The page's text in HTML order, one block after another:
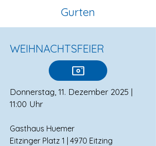
Gurten
WEIHNACHTSFEIER
Donnerstag, 11. Dezember 2025 |
11:00 Uhr
Gasthaus Huemer
Eitzinger Platz 1 | 4970 Eitzing